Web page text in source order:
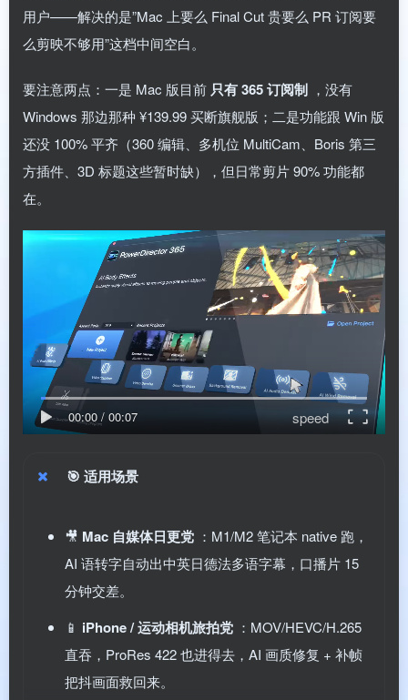
用户——解决的是”Mac 上要么 Final Cut 贵要么 PR 订阅要
么剪映不够用”这档中间空白。
要注意两点：一是 Mac 版目前 只有 365 订阅制 ，没有
Windows 那边那种 ¥139.99 买断旗舰版；二是功能跟 Win 版
还没 100% 平齐（360 编辑、多机位 MultiCam、Boris 第三
方插件、3D 标题这些暂时缺），但日常剪片 90% 功能都
在。
00:00 / 00:07 speed
🎯 适用场景
🎥 Mac 自媒体日更党 ：M1/M2 笔记本 native 跑，
AI 语转字自动出中英日德法多语字幕，口播片 15
分钟交差。
📱 iPhone / 运动相机旅拍党 ：MOV/HEVC/H.265
直吞，ProRes 422 也进得去，AI 画质修复 + 补帧
把抖画面救回来。